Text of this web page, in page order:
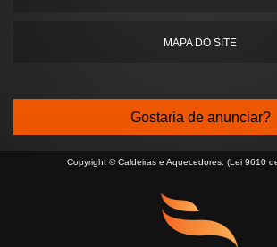
MAPA DO SITE
Gostaria de anunciar?
Copyright © Caldeiras e Aquecedores. (Lei 9610